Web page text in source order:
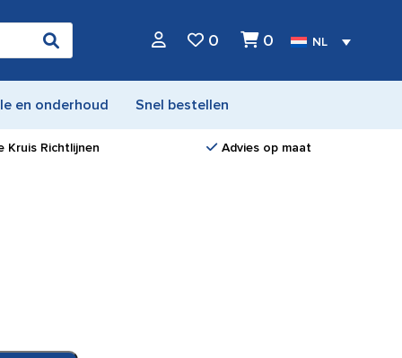
0 0 NL
en onderhoud Snel bestellen
Kruis Richtlijnen Advies op maat